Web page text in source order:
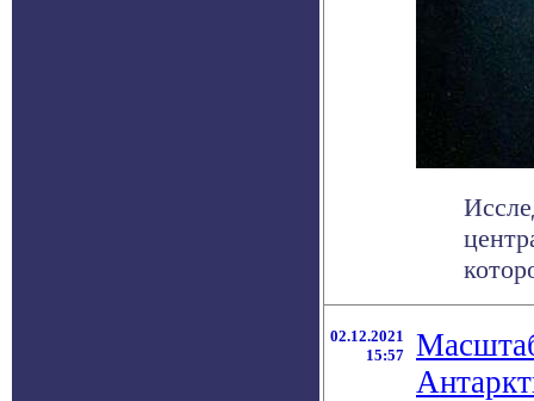
02.12.2021
15:57